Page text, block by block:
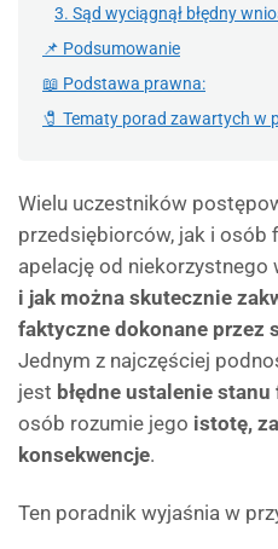
3. Sąd wyciągnął błędny
📌 Podsumowanie
📖 Podstawa prawna:
🧷 Tematy porad zawartych w
Wielu uczestników
przedsiębiorców, jak i osób
apelację od niekorzystnego
i jak można skutecznie
faktyczne dokonane przez
Jednym z najczęściej
jest błędne ustalenie
osób rozumie jego istotę,
konsekwencje.
Ten poradnik wyjaśnia w